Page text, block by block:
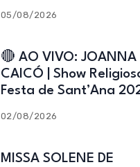
Caicó-RN
05/08/2026
🔴 AO VIVO: JOANNA
CAICÓ | Show Religioso
Festa de Sant’Ana
02/08/2026
MISSA SOLENE DE